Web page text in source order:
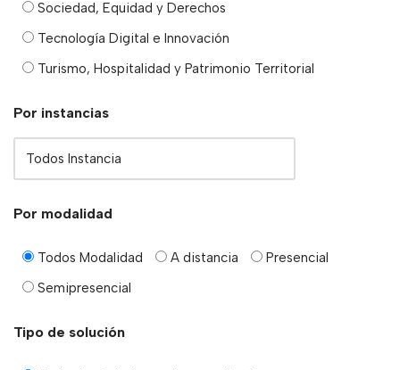
Sociedad, Equidad y Derechos
Tecnología Digital e Innovación
Turismo, Hospitalidad y Patrimonio Territorial
Por instancias
Por modalidad
Todos Modalidad A distancia
Presencial
Semipresencial
Tipo de solución